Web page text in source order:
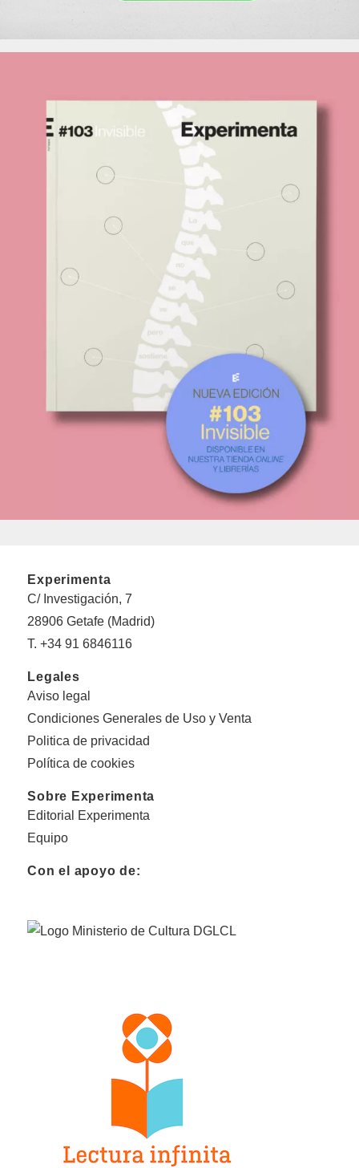
Experimenta
C/ Investigación, 7
28906 Getafe (Madrid)
T. +34 91 6846116
Legales
Aviso legal
Condiciones Generales de Uso y Venta
Politica de privacidad
Política de cookies
Sobre Experimenta
Editorial Experimenta
Equipo
Con el apoyo de: